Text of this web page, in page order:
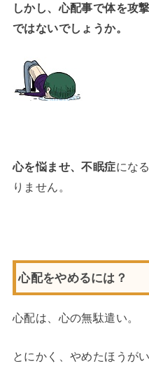
しかし、心配事で体を攻
ではないでしょうか。
心を悩ませ、不眠症にな
りません。
心配をやめるには？
心配は、心の無駄遣い。
とにかく、やめたほうがい